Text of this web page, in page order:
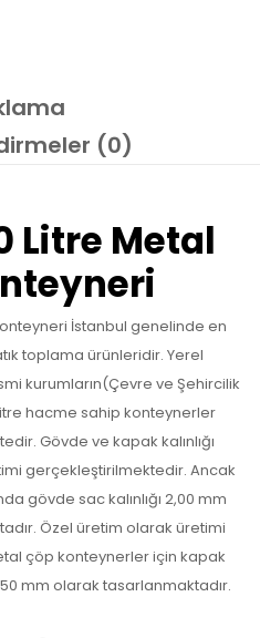
(0)
Litre Metal
İstanbul genelinde en
toplama ürünleridir. Yerel
kurumların(Çevre ve Şehircilik
hacme sahip konteynerler
Gövde ve kapak kalınlığı
gerçekleştirilmektedir. Ancak
gövde sac kalınlığı 2,00 mm
Özel üretim olarak üretimi
çöp konteynerler için kapak
mm olarak tasarlanmaktadır.